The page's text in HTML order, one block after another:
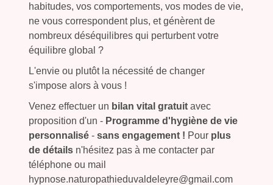
habitudes, vos comportements, vos modes de vie,
ne vous correspondent plus, et génèrent de
nombreux déséquilibres qui perturbent votre
équilibre global ?
L'envie ou plutôt la nécessité de changer
s'impose alors à vous !
Venez effectuer un bilan vital gratuit avec
proposition d'un - Programme d'hygiène de vie
personnalisé - sans engagement ! Pour plus
de détails n'hésitez pas à me contacter par
téléphone ou mail
hypnose.naturopathieduvaldeleyre@gmail.com